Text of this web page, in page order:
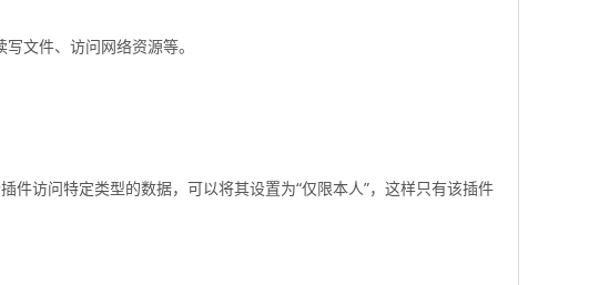
文件、访问网络资源等。
访问特定类型的数据，可以将其设置为“仅限本人”，这样只有该插件